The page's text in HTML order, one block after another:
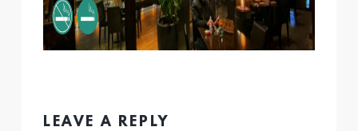
LEAVE A REPLY